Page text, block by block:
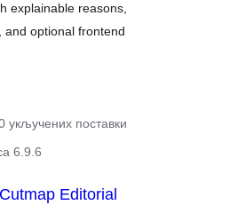
explainable reasons,
and optional frontend
поставки
6.9.6
Cutmap Editorial